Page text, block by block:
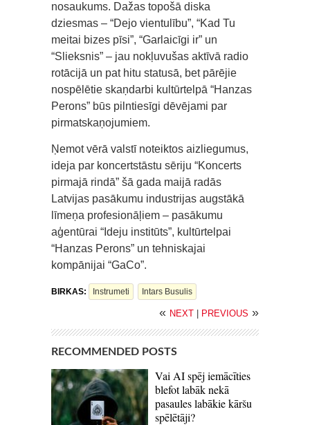
nosaukums. Dažas topošā diska
dziesmas – “Dejo vientulību”, “Kad Tu
meitai bizes pīsi”, “Garlaicīgi ir” un
“Slieksnis” – jau nokļuvušas aktīvā radio
rotācijā un pat hitu statusā, bet pārējie
nospēlētie skaņdarbi kultūrtelpā “Hanzas
Perons” būs pilntiesīgi dēvējami par
pirmatskaņojumiem.
Ņemot vērā valstī noteiktos aizliegumus,
ideja par koncertstāstu sēriju “Koncerts
pirmajā rindā” šā gada maijā radās
Latvijas pasākumu industrijas augstākā
līmeņa profesionāļiem – pasākumu
aģentūrai “Ideju institūts”, kultūrtelpai
“Hanzas Perons” un tehniskajai
kompānijai “GaCo”.
BIRKAS: Instrumeti Intars Busulis
« NEXT PREVIOUS »
RECOMMENDED POSTS
Vai AI spēj iemācīties
blefot labāk nekā
pasaules labākie kāršu
spēlētāji?